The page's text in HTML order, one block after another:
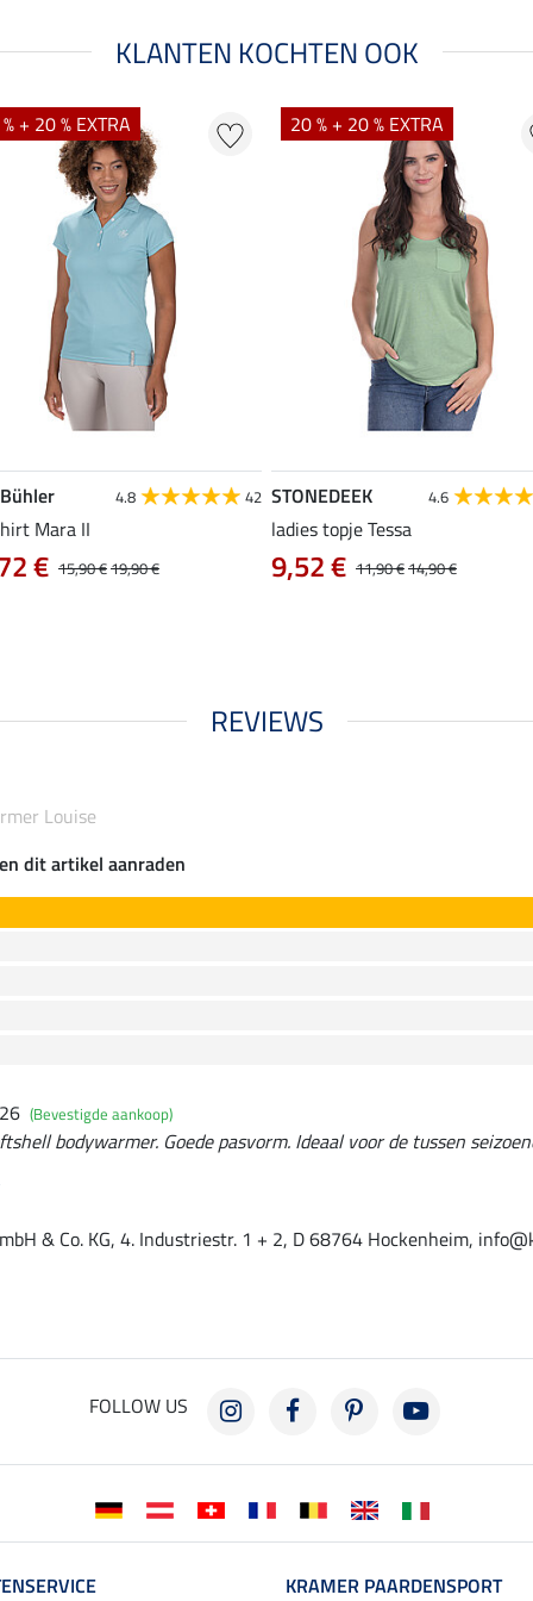
KLANTEN KOCHTEN OOK
+ 20 % EXTRA
4.8 42
Mara II
15,90 €19,90 €
€
20 % + 20 % EXTRA
STONEDEEK 4.6
ladies topje Tessa
11,90 €14,90 €
9,52 €
REVIEWS
Louise
dit artikel aanraden
(Bevestigde aankoop)
bodywarmer. Goede pasvorm. Ideaal voor de tussen
& Co. KG, 4. Industriestr. 1 + 2, D 68764 Hockenheim,
FOLLOW US
KRAMER PAARDENSPORT